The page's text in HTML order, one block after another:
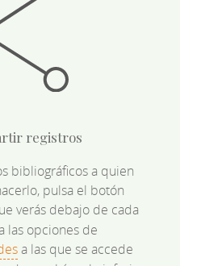
registros
bibliográficos a quien
pulsa el botón
verás debajo de cada
las opciones de
a las que se accede